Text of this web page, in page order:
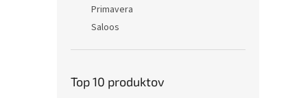
Primavera
Saloos
Top 10 produktov